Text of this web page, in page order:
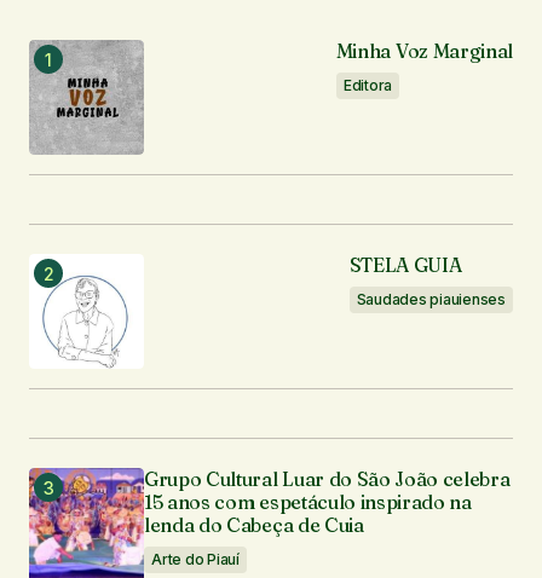
Notifique-me sobre novos comentários por e-mail.
Notifique-me sobre novas publicações por e-mail.
Minha Voz Marginal
Editora
STELA GUIA
Saudades piauienses
Grupo Cultural Luar do São João celebra
15 anos com espetáculo inspirado na
lenda do Cabeça de Cuia
Arte do Piauí